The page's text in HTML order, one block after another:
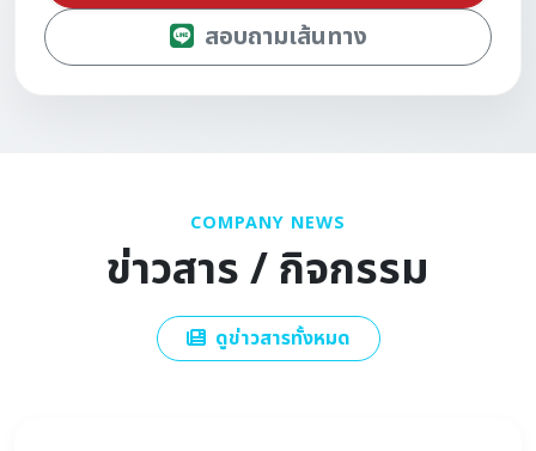
สอบถามเส้นทาง
COMPANY NEWS
ข่าวสาร / กิจกรรม
ดูข่าวสารทั้งหมด